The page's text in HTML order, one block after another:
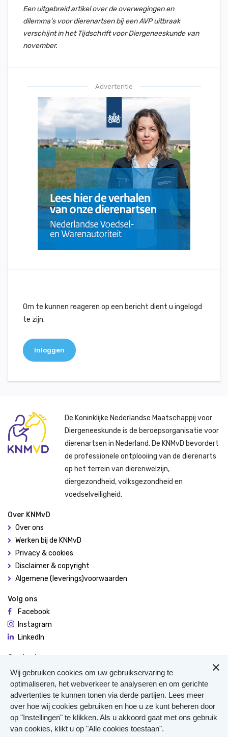
Een uitgebreid artikel over de overwegingen en
dilemma’s voor dierenartsen bij een AVP uitbraak
verschijnt in het Tijdschrift voor Diergeneeskunde van
november.
Advertentie
Om te kunnen reageren op een bericht dient u ingelogd
te zijn.
Inloggen
De Koninklijke Nederlandse Maatschappij voor
Diergeneeskunde is de beroepsorganisatie voor
dierenartsen in Nederland. De KNMvD bevordert
de professionele ontplooiing van de dierenarts
op het terrein van dierenwelzijn,
diergezondheid, volksgezondheid en
voedselveiligheid.
Over KNMvD
Over ons
Werken bij de KNMvD
Privacy & cookies
Disclaimer & copyright
Algemene (leverings)voorwaarden
Volg ons
Facebook
Instagram
LinkedIn
Contact
De Molen 94
3995 AX Houten
0306348900
Meer contact
Veterinair Vangnet
Pers
Wij gebruiken cookies om uw gebruikservaring te
optimaliseren, het webverkeer te analyseren en om gerichte
advertenties te kunnen tonen via derde partijen. Lees meer
over hoe wij cookies gebruiken en hoe u ze kunt beheren door
op "Instellingen" te klikken. Als u akkoord gaat met ons gebruik
van cookies, klikt u op "Alle cookies toestaan".